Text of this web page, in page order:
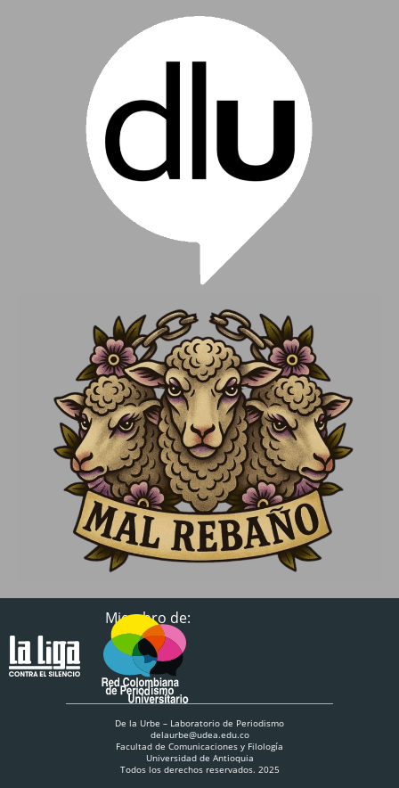
Miembro de:
De la Urbe – Laboratorio de Periodismo
delaurbe@udea.edu.co
Facultad de Comunicaciones y Filología
Universidad de Antioquia
Todos los derechos reservados. 2025